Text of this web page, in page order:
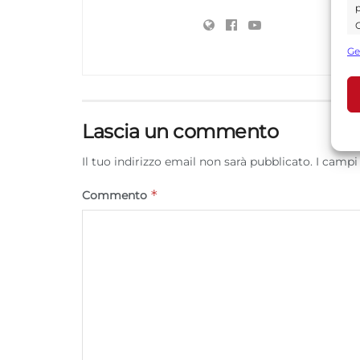
Lascia un commento
Il tuo indirizzo email non sarà pubblicato. I
Commento *